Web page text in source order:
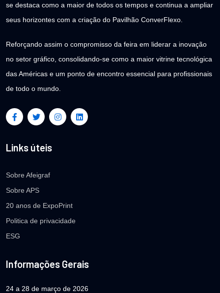
se destaca como a maior de todos os tempos e continua a ampliar
seus horizontes com a criação do Pavilhão ConverFlexo.
Reforçando assim o compromisso da feira em liderar a inovação
no setor gráfico, consolidando-se como a maior vitrine tecnológica
das Américas e um ponto de encontro essencial para profissionais
de todo o mundo.
Links úteis
Sobre Afeigraf
Sobre APS
20 anos de ExpoPrint
Politica de privacidade
ESG
Informações Gerais
24 a 28 de março de 2026